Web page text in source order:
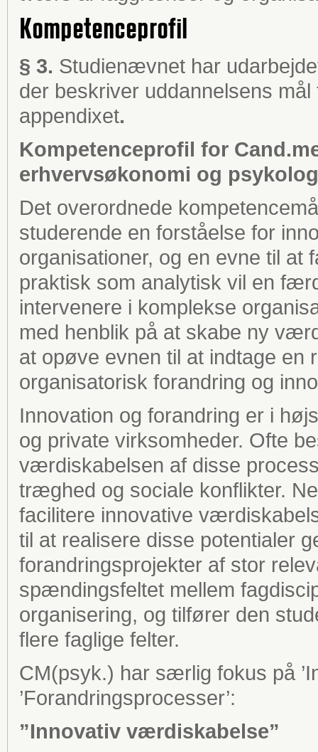
Kompetenceprofil
§ 3. Studienævnet har
der beskriver uddannelsens
appendixet.
Kompetenceprofil for
erhvervsøkonomi og
Det overordnede
studerende en forståelse for
organisationer, og en evne til at
praktisk som analytisk vil en
intervenere i komplekse
med henblik på at skabe ny
at opøve evnen til at indtage
organisatorisk forandring og
Innovation og forandring er i
og private virksomheder. Ofte
værdiskabelsen af disse
træghed og sociale konflikter.
facilitere innovative
til at realisere disse potentialer
forandringsprojekter af stor
spændingsfeltet mellem
organisering, og tilfører den
flere faglige felter.
CM(psyk.) har særlig fokus på
’Forandringsprocesser’:
”Innovativ værdiskabelse”